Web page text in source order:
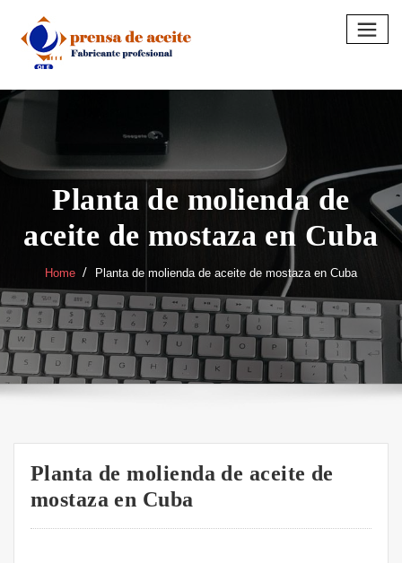
content
Planta de molienda de
aceite de mostaza en Cuba
Home Planta de molienda de aceite de mostaza en Cuba
Planta de molienda de aceite de
mostaza en Cuba